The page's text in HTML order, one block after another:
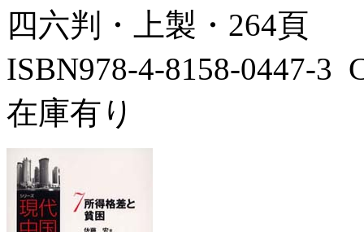
四六判・上製・264頁
ISBN978-4-8158-0447-3
在庫有り